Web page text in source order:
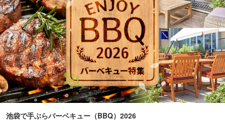
池袋で手ぶらバーベキュー（BBQ）2026